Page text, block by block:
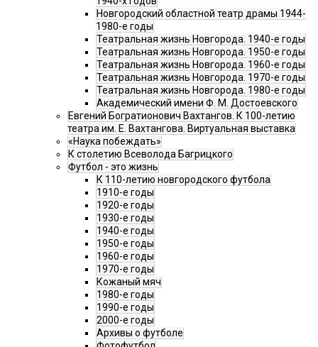
Новгородский областной театр драмы 1944-
1980-е годы
Театральная жизнь Новгорода. 1940-е годы
Театральная жизнь Новгорода. 1950-е годы
Театральная жизнь Новгорода. 1960-е годы
Театральная жизнь Новгорода. 1970-е годы
Театральная жизнь Новгорода. 1980-е годы
Академический имени Ф. М. Достоевского
Евгений Богратионович Вахтангов. К 100-летию
театра им. Е. Вахтангова. Виртуальная выставка
«Наука побеждать»
К столетию Всеволода Багрицкого
Футбол - это жизнь
К 110-летию новгородского футбола
1910-е годы
1920-е годы
1930-е годы
1940-е годы
1950-е годы
1960-е годы
1970-е годы
Кожаный мяч
1980-е годы
1990-е годы
2000-е годы
Архивы о футболе